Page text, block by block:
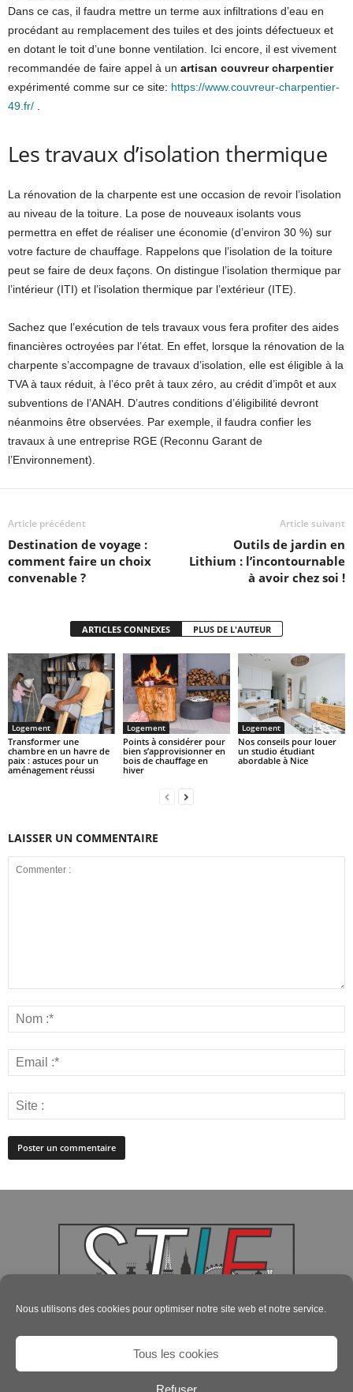
Nous utilisons des cookies pour optimiser notre site web et notre service.
Tous les cookies
Refuser
Dans ce cas, il faudra mettre un terme aux infiltrations d’eau en
procédant au remplacement des tuiles et des joints défectueux et
en dotant le toit d’une bonne ventilation. Ici encore, il est vivement
recommandée de faire appel à un artisan couvreur charpentier
expérimenté comme sur ce site: https://www.couvreur-charpentier-
49.fr/ .
Les travaux d’isolation thermique
La rénovation de la charpente est une occasion de revoir l’isolation
au niveau de la toiture. La pose de nouveaux isolants vous
permettra en effet de réaliser une économie (d’environ 30 %) sur
votre facture de chauffage. Rappelons que l’isolation de la toiture
peut se faire de deux façons. On distingue l’isolation thermique par
l’intérieur (ITI) et l’isolation thermique par l’extérieur (ITE).
Sachez que l’exécution de tels travaux vous fera profiter des aides
financières octroyées par l’état. En effet, lorsque la rénovation de la
charpente s’accompagne de travaux d’isolation, elle est éligible à la
TVA à taux réduit, à l’éco prêt à taux zéro, au crédit d’impôt et aux
subventions de l’ANAH. D’autres conditions d’éligibilité devront
néanmoins être observées. Par exemple, il faudra confier les
travaux à une entreprise RGE (Reconnu Garant de
l’Environnement).
Article précédent
Destination de voyage :
comment faire un choix
convenable ?
Article suivant
Outils de jardin en
Lithium : l’incontournable
à avoir chez soi !
ARTICLES CONNEXES PLUS DE L'AUTEUR
Logement
Transformer une
chambre en un havre de
paix : astuces pour un
aménagement réussi
Logement
Points à considérer pour
bien s’approvisionner en
bois de chauffage en
hiver
Logement
Nos conseils pour louer
un studio étudiant
abordable à Nice
LAISSER UN COMMENTAIRE